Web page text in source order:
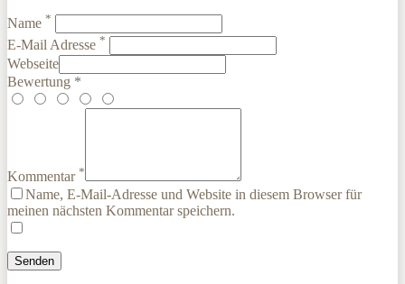
Name *
E-Mail Adresse *
Webseite
Bewertung *
Kommentar *
Name, E-Mail-Adresse und Website in diesem Browser für
meinen nächsten Kommentar speichern.